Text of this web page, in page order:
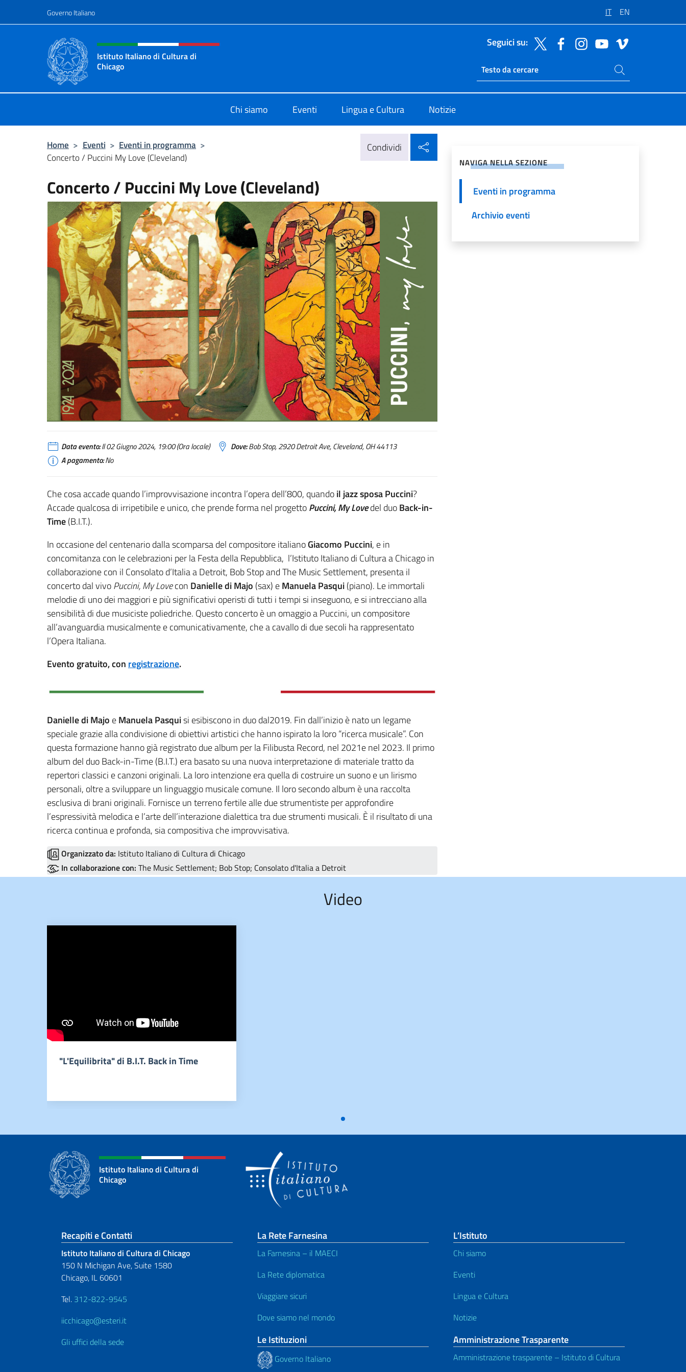
Governo Italiano IT EN
Intestazione sito, social e menù
Istituto Italiano di Cultura di
Chicago
Seguici su:
Ricerca sito live
Cerca nel sito
Chi siamo Eventi Lingua e Cultura Notizie
Home > Eventi > Eventi in programma >
Concerto / Puccini My Love (Cleveland)
Condividi
Concerto / Puccini My Love (Cleveland)
Data evento:Il 02 Giugno 2024, 19:00 (Ora locale) Dove:Bob Stop, 2920 Detroit Ave, Cleveland, OH 44113
A pagamento:No
Che cosa accade quando l’improvvisazione incontra l’opera dell’800, quandoil jazz sposa Puccini?
Accade qualcosa di irripetibile e unico, che prende forma nel progettoPuccini, My Lovedel duoBack-in-
Time(B.I.T.).
In occasione del centenario dalla scomparsa del compositore italianoGiacomo Puccini, e in
concomitanza con le celebrazioni per la Festa della Repubblica, l’Istituto Italiano di Cultura a Chicago in
collaborazione con il Consolato d’Italia a Detroit, Bob Stop and The Music Settlement, presenta il
concerto dal vivoPuccini, My Lovecon Danielle di Majo (sax) eManuela Pasqui(piano). Le immortali
melodie di uno dei maggiori e più significativi operisti di tutti i tempi si inseguono, e si intrecciano alla
sensibilità di due musiciste poliedriche. Questo concerto è un omaggio a Puccini, un compositore
all’avanguardia musicalmente e comunicativamente, che a cavallo di due secoli ha rappresentato
l’Opera Italiana.
Evento gratuito, con registrazione.
Danielle di Majo eManuela Pasquisi esibiscono in duo dal2019. Fin dall’inizio è nato un legame
speciale grazie alla condivisione di obiettivi artistici che hanno ispirato la loro “ricerca musicale”. Con
questa formazione hanno già registrato due album per la Filibusta Record, nel 2021e nel 2023. Il primo
album del duo Back-in-Time (B.I.T.) era basato su una nuova interpretazione di materiale tratto da
repertori classici e canzoni originali. La loro intenzione era quella di costruire un suono e un lirismo
personali, oltre a sviluppare un linguaggio musicale comune. Il loro secondo album è una raccolta
esclusiva di brani originali. Fornisce un terreno fertile alle due strumentiste per approfondire
l’espressività melodica e l’arte dell’interazione dialettica tra due strumenti musicali. È il risultato di una
ricerca continua e profonda, sia compositiva che improvvisativa.
Organizzato da: Istituto Italiano di Cultura di Chicago
In collaborazione con: The Music Settlement; Bob Stop; Consolato d'Italia a Detroit
NAVIGA NELLA SEZIONE
Eventi in programma
Archivio eventi
Video
"L'Equilibrita" di B.I.T. Back in Time
Istituto Italiano di Cultura di
Chicago
Sezione footer
Recapiti e Contatti
Istituto Italiano di Cultura di Chicago
150 N Michigan Ave, Suite 1580
Chicago, IL 60601
Tel. 312-822-9545
iicchicago@esteri.it
Gli uffici della sede
La Rete Farnesina
La Farnesina – il MAECI
La Rete diplomatica
Viaggiare sicuri
Dove siamo nel mondo
Le Istituzioni
Governo Italiano
L’Istituto
Chi siamo
Eventi
Lingua e Cultura
Notizie
Amministrazione Trasparente
Amministrazione trasparente – Istituto di Cultura